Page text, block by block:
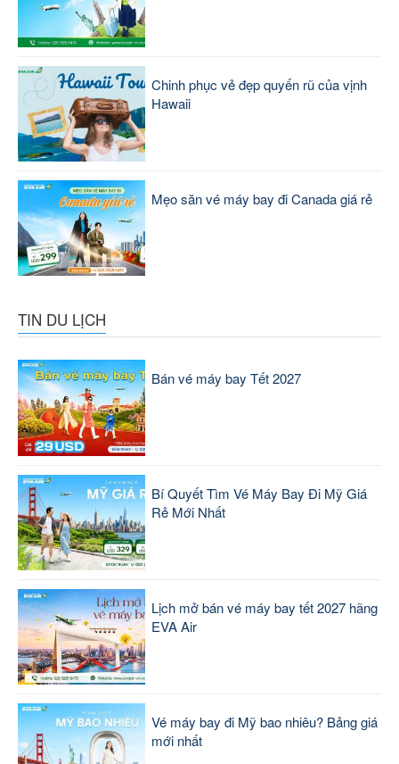
Chinh phục vẻ đẹp quyến rũ của vịnh
Hawaii
Mẹo săn vé máy bay đi Canada giá rẻ
TIN DU LỊCH
Bán vé máy bay Tết 2027
Bí Quyết Tìm Vé Máy Bay Đi Mỹ Giá
Rẻ Mới Nhất
Lịch mở bán vé máy bay tết 2027 hãng
EVA Air
Vé máy bay đi Mỹ bao nhiêu? Bảng giá
mới nhất